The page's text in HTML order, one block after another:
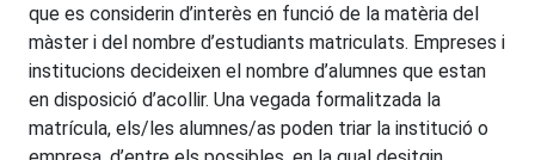
que es considerin d’interès en funció de la matèria del
màster i del nombre d’estudiants matriculats. Empreses i
institucions decideixen el nombre d’alumnes que estan
en disposició d’acollir. Una vegada formalitzada la
matrícula, els/les alumnes/as poden triar la institució o